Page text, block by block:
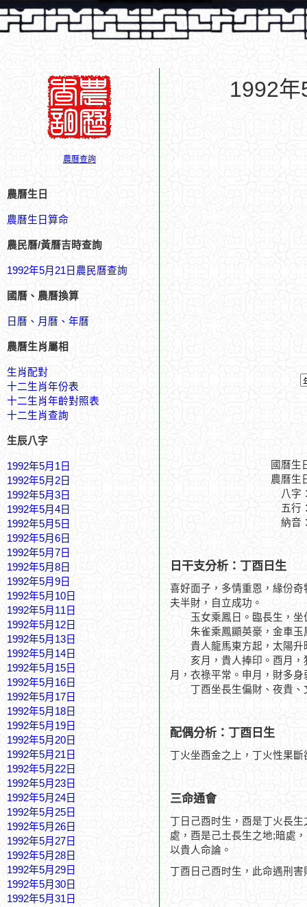
農曆查詢
農曆生日
農曆生日算命
農民曆/黃曆吉時查詢
1992年5月21日農民曆查詢
國曆、農曆換算
日曆、月曆、年曆
農曆生肖屬相
生肖配對
十二生肖年份表
十二生肖年齡對照表
十二生肖查詢
生辰八字
1992年5月1日
1992年5月2日
1992年5月3日
1992年5月4日
1992年5月5日
1992年5月6日
1992年5月7日
1992年5月8日
1992年5月9日
1992年5月10日
1992年5月11日
1992年5月12日
1992年5月13日
1992年5月14日
1992年5月15日
1992年5月16日
1992年5月17日
1992年5月18日
1992年5月19日
1992年5月20日
1992年5月21日
1992年5月22日
1992年5月23日
1992年5月24日
1992年5月25日
1992年5月26日
1992年5月27日
1992年5月28日
1992年5月29日
1992年5月30日
1992年5月31日
1992
國曆生
農曆生
八字
五行
納音
日干支分析：丁酉日生
喜好面子，多情重恩，緣份
夫半財，自立成功。
玉女乘鳳日。臨長生，坐
朱雀乘鳳顯英豪，金車玉
貴人龍馬東方起，太陽升
亥月，貴人捧印。酉月，
月，衣祿平常。申月，財多
丁酉坐長生偏財、夜貴、
配偶分析：丁酉日生
丁火坐酉金之上，丁火性果
三命通會
丁日己酉时生，酉是丁火長
處，酉是己土長生之地;暗處
以貴人命論。
丁酉日己酉时生，此命遇刑